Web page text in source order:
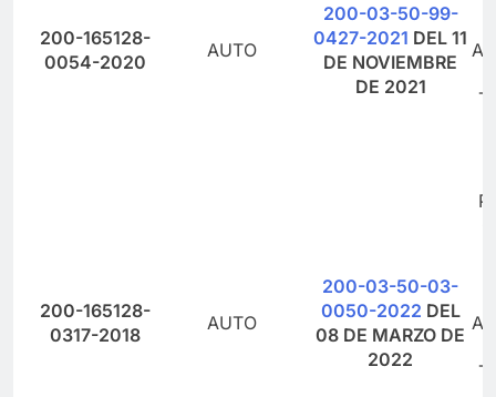
200-165128-
0054-2020
AUTO
200-03-50-99-
0427-2021 DEL 11
DE NOVIEMBRE
DE 2021
200-165128-
0317-2018
AUTO
200-03-50-03-
0050-2022 DEL
08 DE MARZO DE
2022